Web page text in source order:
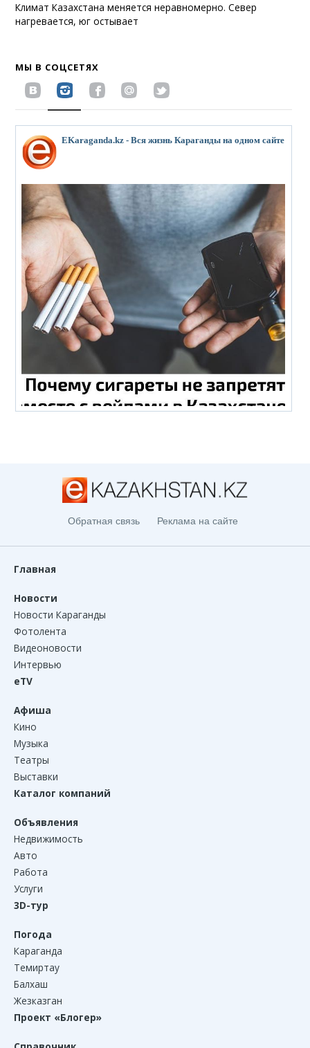
Климат Казахстана меняется неравномерно. Север
нагревается, юг остывает
МЫ В СОЦСЕТЯХ
EKaraganda.kz - Вся жизнь Караганды на одном сайте
Обратная связь Реклама на сайте
Главная
Новости
Новости Караганды
Фотолента
Видеоновости
Интервью
eTV
Афиша
Кино
Музыка
Театры
Выставки
Каталог компаний
Объявления
Недвижимость
Авто
Работа
Услуги
3D-тур
Погода
Караганда
Темиртау
Балхаш
Жезказган
Проект «Блогер»